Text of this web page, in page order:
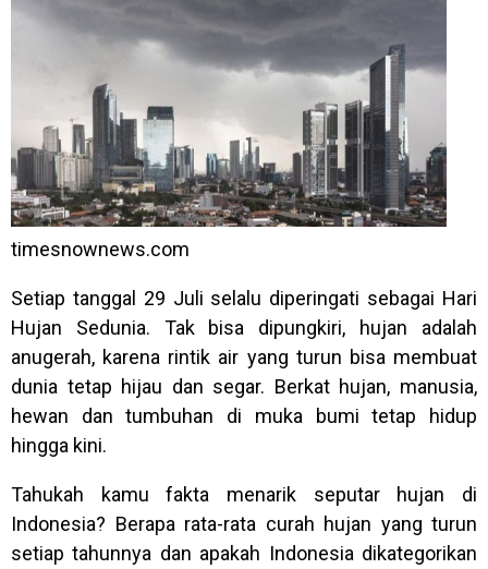
timesnownews.com
Setiap tanggal 29 Juli selalu diperingati sebagai Hari
Hujan Sedunia. Tak bisa dipungkiri, hujan adalah
anugerah, karena rintik air yang turun bisa membuat
dunia tetap hijau dan segar. Berkat hujan, manusia,
hewan dan tumbuhan di muka bumi tetap hidup
hingga kini.
Tahukah kamu fakta menarik seputar hujan di
Indonesia? Berapa rata-rata curah hujan yang turun
setiap tahunnya dan apakah Indonesia dikategorikan